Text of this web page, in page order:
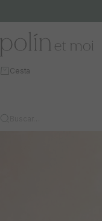
Polín et moi
Cesta
Buscar…